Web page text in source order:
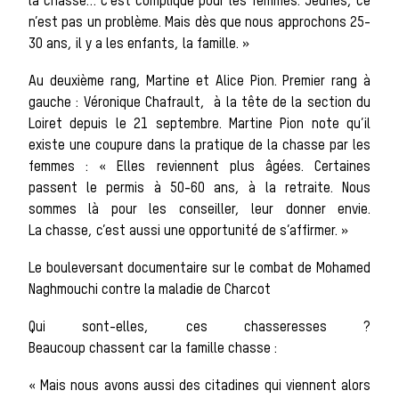
Chasser
idées
Bien-être
n’est pas un problème. Mais dès que nous approchons 25-
30 ans, il y a les enfants, la famille. »
Au deuxième rang, Martine et Alice Pion. Premier rang à
gauche : Véronique Chafrault, à la tête de la section du
Loiret depuis le 21 septembre. Martine Pion note qu’il
existe une coupure dans la pratique de la chasse par les
femmes : « Elles reviennent plus âgées. Certaines
passent le permis à 50-60 ans, à la retraite. Nous
sommes là pour les conseiller, leur donner envie.
La chasse, c’est aussi une opportunité de s’affirmer. »
Le bouleversant documentaire sur le combat de Mohamed
Naghmouchi contre la maladie de Charcot
Qui sont-elles, ces chasseresses ?
Beaucoup chassent car la famille chasse :
« Mais nous avons aussi des citadines qui viennent alors